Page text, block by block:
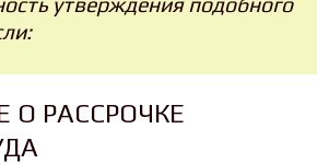
О РАССРОЧКЕ